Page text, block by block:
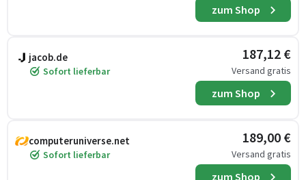
zum Shop
jacob.de
Sofort lieferbar
187,12 €
Versand gratis
zum Shop
computeruniverse.net
Sofort lieferbar
189,00 €
Versand gratis
zum Shop